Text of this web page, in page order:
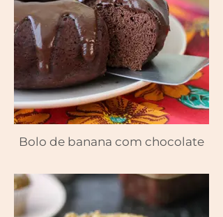
Bolo de banana com chocolate